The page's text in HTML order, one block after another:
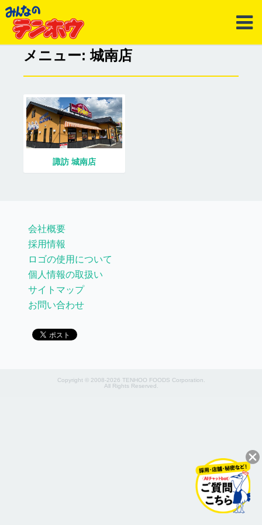
メニュー: 城南店
諏訪 城南店
会社概要
採用情報
ロゴの使用について
個人情報の取扱い
サイトマップ
お問い合わせ
Copyright © 2008-2026 TENHOO FOODS Corporation.
All Rights Reserved.